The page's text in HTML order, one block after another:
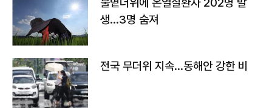
생…3명 숨져
전국 무더위 지속…동해안 강한 비